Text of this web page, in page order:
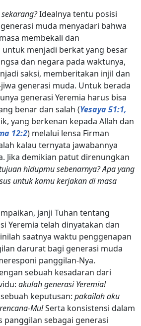
Idealnya tentu posisi
muda menyadari bahwa
membekali dan
menjadi berkat yang besar
dan negara pada waktunya,
saksi, memberitakan injil dan
generasi muda. Untuk berada
generasi Yeremia harus bisa
benar dan salah (Yesaya 51:1,
yang berkenan kepada Allah dan
12:2) melalui lensa Firman
kalau ternyata jawabannya
Jika demikian patut direnungkan
hidupmu sebenarnya? Apa yang
untuk kamu kerjakan di masa
janji Tuhan tentang
Yeremia telah dinyatakan dan
saatnya waktu penggenapan
darurat bagi generasi muda
panggilan-Nya.
sebuah kesadaran dari
akulah generasi Yeremia!
keputusan: pakailah aku
Mu!Serta konsistensi dalam
panggilan sebagai generasi